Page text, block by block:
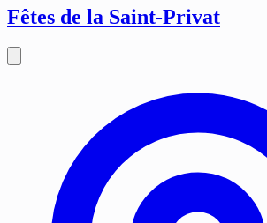
Fêtes de la Saint-Privat